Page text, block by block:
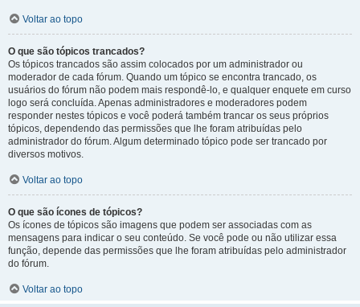
Voltar ao topo
O que são tópicos trancados?
Os tópicos trancados são assim colocados por um administrador ou
moderador de cada fórum. Quando um tópico se encontra trancado, os
usuários do fórum não podem mais respondê-lo, e qualquer enquete em curso
logo será concluída. Apenas administradores e moderadores podem
responder nestes tópicos e você poderá também trancar os seus próprios
tópicos, dependendo das permissões que lhe foram atribuídas pelo
administrador do fórum. Algum determinado tópico pode ser trancado por
diversos motivos.
Voltar ao topo
O que são ícones de tópicos?
Os ícones de tópicos são imagens que podem ser associadas com as
mensagens para indicar o seu conteúdo. Se você pode ou não utilizar essa
função, depende das permissões que lhe foram atribuídas pelo administrador
do fórum.
Voltar ao topo